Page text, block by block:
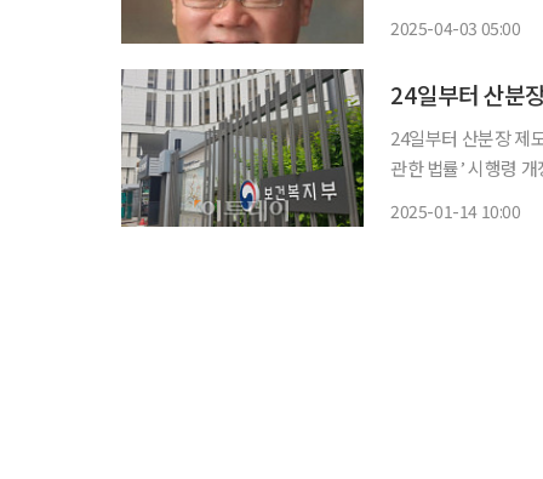
2025-04-03 05:00
24일부터 산분
24일부터 산분장 제도가 본격적으로 도
관한 법률’ 시행령 개정안이 의결됐다
2025-01-14 10:00